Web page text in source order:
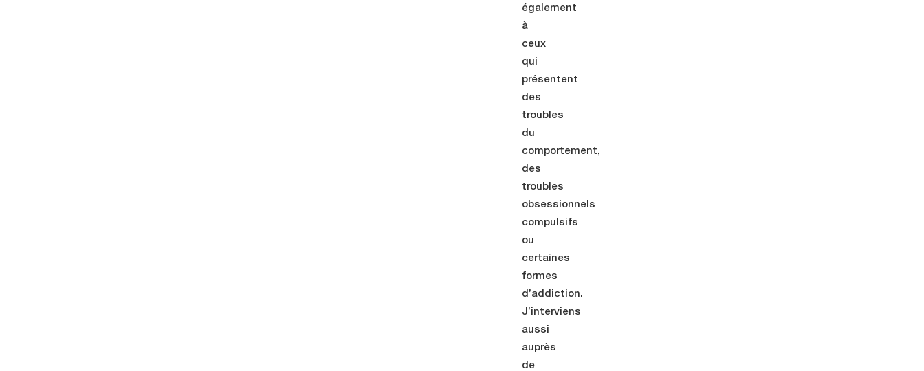
également
à
ceux
qui
présentent
des
troubles
du
comportement,
des
troubles
obsessionnels
compulsifs
ou
certaines
formes
d’addiction.
J’interviens
aussi
auprès
de